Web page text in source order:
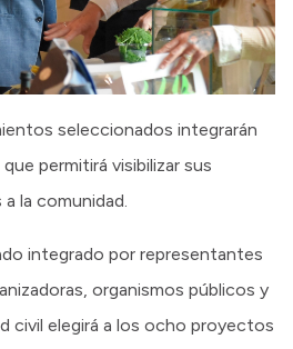
seleccionados integrarán
permitirá visibilizar sus
la comunidad.
integrado por representantes
organismos públicos y
civil elegirá a los ocho proyectos